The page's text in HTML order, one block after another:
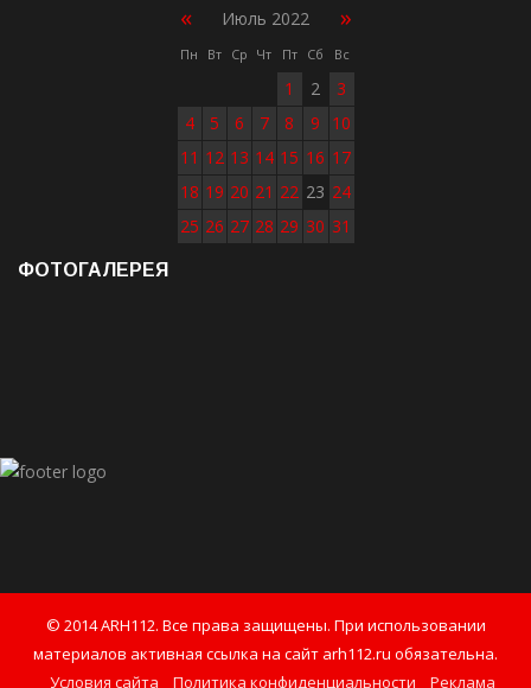
« Июль 2022 »
Пн Вт Ср Чт Пт Сб Вс
1 2
3
4
5 6 7 8 9
10
11 12 13 14 15 16 17
18 19 20 21 22 23 24
25 26 27 28 29 30 31
ФОТОГАЛЕРЕЯ
© 2014 ARH112. Все права защищены. При использовании
материалов активная ссылка на сайт arh112.ru обязательна.
Условия сайта
Политика конфиденциальности Реклама